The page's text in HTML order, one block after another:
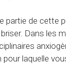
partie de
Dans les
laquelle